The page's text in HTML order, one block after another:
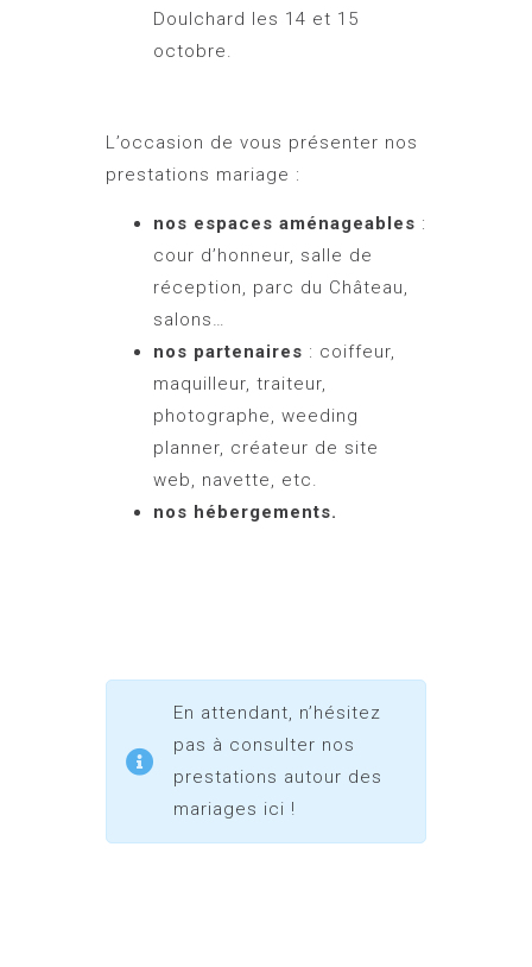
Doulchard les 14 et 15
octobre.
L’occasion de vous présenter nos
prestations mariage :
nos espaces aménageables :
cour d’honneur, salle de
réception, parc du Château,
salons…
nos partenaires : coiffeur,
maquilleur, traiteur,
photographe, weeding
planner, créateur de site
web, navette, etc.
nos hébergements.
En attendant, n’hésitez
pas à consulter nos
prestations autour des
mariages ici !